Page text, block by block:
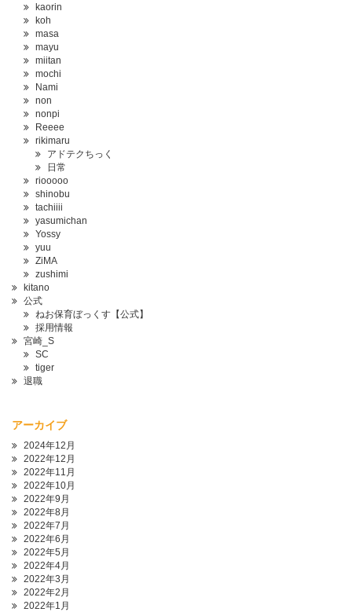
kaorin
koh
masa
mayu
miitan
mochi
Nami
non
nonpi
Reeee
rikimaru
アドテクちっく
日常
riooooo
shinobu
tachiiii
yasumichan
Yossy
yuu
ZiMA
zushimi
kitano
公式
ねお保育ぼっくす【公式】
採用情報
宮崎_S
SC
tiger
退職
アーカイブ
2024年12月
2022年12月
2022年11月
2022年10月
2022年9月
2022年8月
2022年7月
2022年6月
2022年5月
2022年4月
2022年3月
2022年2月
2022年1月